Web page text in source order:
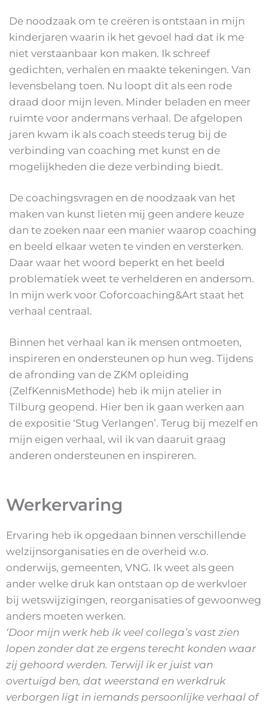
De noodzaak om te creëren is ontstaan in mijn
kinderjaren waarin ik het gevoel had dat ik me
niet verstaanbaar kon maken. Ik schreef
gedichten, verhalen en maakte tekeningen. Van
levensbelang toen. Nu loopt dit als een rode
draad door mijn leven. Minder beladen en meer
ruimte voor andermans verhaal. De afgelopen
jaren kwam ik als coach steeds terug bij de
verbinding van coaching met kunst en de
mogelijkheden die deze verbinding biedt.
De coachingsvragen en de noodzaak van het
maken van kunst lieten mij geen andere keuze
dan te zoeken naar een manier waarop coaching
en beeld elkaar weten te vinden en versterken.
Daar waar het woord beperkt en het beeld
problematiek weet te verhelderen en andersom.
In mijn werk voor Coforcoaching&Art staat het
verhaal centraal.
Binnen het verhaal kan ik mensen ontmoeten,
inspireren en ondersteunen op hun weg. Tijdens
de afronding van de ZKM opleiding
(ZelfKennisMethode) heb ik mijn atelier in
Tilburg geopend. Hier ben ik gaan werken aan
de expositie ‘Stug Verlangen’. Terug bij mezelf en
mijn eigen verhaal, wil ik van daaruit graag
anderen ondersteunen en inspireren.
Werkervaring
Ervaring heb ik opgedaan binnen verschillende
welzijnsorganisaties en de overheid w.o.
onderwijs, gemeenten, VNG. Ik weet als geen
ander welke druk kan ontstaan op de werkvloer
bij wetswijzigingen, reorganisaties of gewoonweg
anders moeten werken.
‘Door mijn werk heb ik veel collega’s vast zien
lopen zonder dat ze ergens terecht konden waar
zij gehoord werden. Terwijl ik er juist van
overtuigd ben, dat weerstand en werkdruk
verborgen ligt in iemands persoonlijke verhaal of